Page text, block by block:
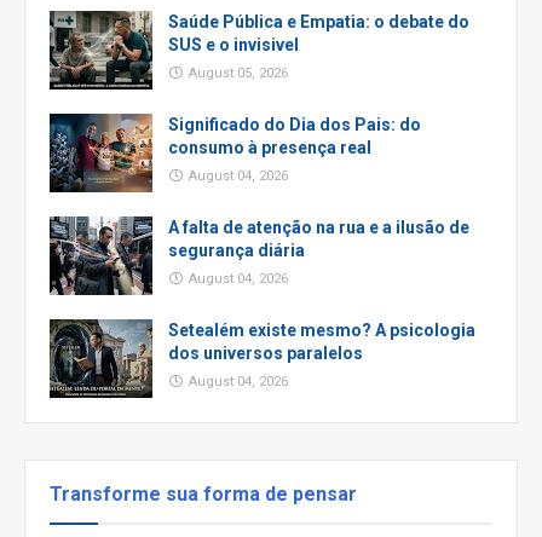
Saúde Pública e Empatia: o debate do
SUS e o invisivel
August 05, 2026
Significado do Dia dos Pais: do
consumo à presença real
August 04, 2026
A falta de atenção na rua e a ilusão de
segurança diária
August 04, 2026
Setealém existe mesmo? A psicologia
dos universos paralelos
August 04, 2026
Transforme sua forma de pensar